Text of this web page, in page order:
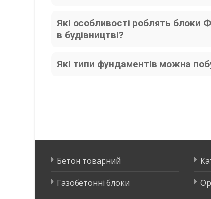
Які особливості роблять
в будівництві?
Які типи фундаментів можна
Бетон товарний
Газобетонні блоки